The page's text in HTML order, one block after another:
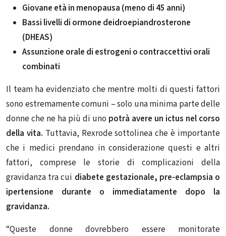
Giovane età in menopausa (meno di 45 anni)
Bassi livelli di ormone deidroepiandrosterone
(DHEAS)
Assunzione orale di estrogeni o contraccettivi orali
combinati
Il team ha evidenziato che mentre molti di questi fattori
sono estremamente comuni – solo una minima parte delle
donne che ne ha più di uno potrà avere un ictus nel corso
della vita. Tuttavia, Rexrode sottolinea che è importante
che i medici prendano in considerazione questi e altri
fattori, comprese le storie di complicazioni della
gravidanza tra cui diabete gestazionale, pre-eclampsia o
ipertensione durante o immediatamente dopo la
gravidanza.
“Queste donne dovrebbero essere monitorate